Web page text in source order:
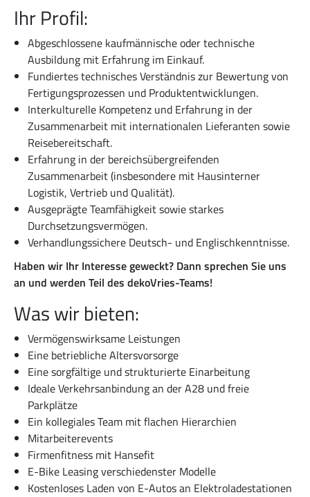
Ihr Profil:
Abgeschlossene kaufmännische oder technische
Ausbildung mit Erfahrung im Einkauf.
Fundiertes technisches Verständnis zur Bewertung von
Fertigungsprozessen und Produktentwicklungen.
Interkulturelle Kompetenz und Erfahrung in der
Zusammenarbeit mit internationalen Lieferanten sowie
Reisebereitschaft.
Erfahrung in der bereichsübergreifenden
Zusammenarbeit (insbesondere mit Hausinterner
Logistik, Vertrieb und Qualität).
Ausgeprägte Teamfähigkeit sowie starkes
Durchsetzungsvermögen.
Verhandlungssichere Deutsch- und Englischkenntnisse.
Haben wir Ihr Interesse geweckt? Dann sprechen Sie uns
an und werden Teil des dekoVries-Teams!
Was wir bieten:
Vermögenswirksame Leistungen
Eine betriebliche Altersvorsorge
Eine sorgfältige und strukturierte Einarbeitung
Ideale Verkehrsanbindung an der A28 und freie
Parkplätze
Ein kollegiales Team mit flachen Hierarchien
Mitarbeiterevents
Firmenfitness mit Hansefit
E-Bike Leasing verschiedenster Modelle
Kostenloses Laden von E-Autos an Elektroladestationen